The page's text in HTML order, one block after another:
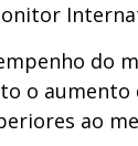
do
o aumento
ao